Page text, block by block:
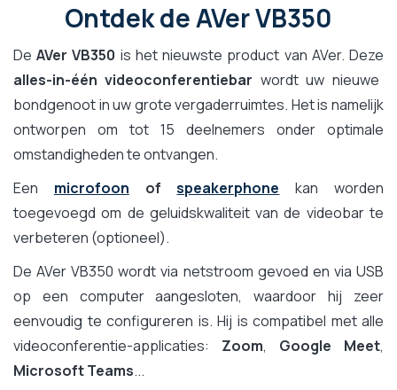
Ontdek de AVer VB350
De AVer VB350 is het nieuwste product van AVer. Deze
alles-in-één videoconferentiebar wordt uw nieuwe
bondgenoot in uw grote vergaderruimtes. Het is namelijk
ontworpen om tot 15 deelnemers onder optimale
omstandigheden te ontvangen.
Een microfoon ofspeakerphone
kan worden
toegevoegd om de geluidskwaliteit van de videobar te
verbeteren (optioneel).
De AVer VB350 wordt via netstroom gevoed en via USB
op een computer aangesloten, waardoor hij zeer
eenvoudig te configureren is. Hij is compatibel met alle
videoconferentie-applicaties: Zoom, Google Meet,
Microsoft Teams...